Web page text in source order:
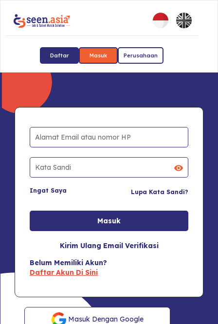
Daftar Masuk Perusahaan
Ingat Saya Lupa Kata Sandi?
Kirim Ulang Email Verifikasi
Belum Memiliki Akun?
Daftar Akun Di Sini
Masuk Dengan Google